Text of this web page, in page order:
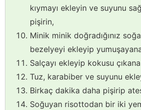
kıymayı ekleyin ve suyunu
pişirin,
Minik minik doğradığınız
bezelyeyi ekleyip
Salçayı ekleyip kokusu
Tuz, karabiber ve suyunu
Birkaç dakika daha pişirip
Soğuyan risottodan bir iki